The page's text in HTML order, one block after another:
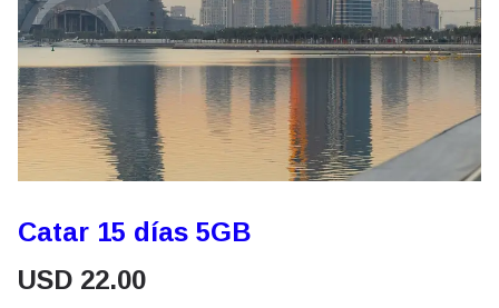
Catar 15 días 5GB
USD 22.00